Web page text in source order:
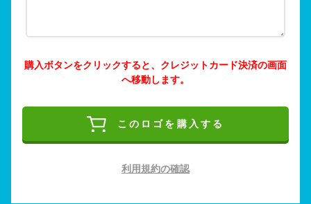
購入ボタンをクリックすると、クレジットカード決済の画面
へ移動します。
このロゴを購入する
利用規約の確認